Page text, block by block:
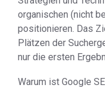
organischen (nicht
positionieren. Das
Plätzen der
nur die ersten
Warum ist Google